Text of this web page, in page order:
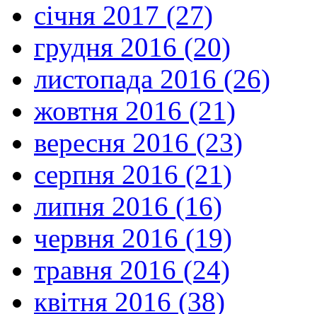
січня 2017 (27)
грудня 2016 (20)
листопада 2016 (26)
жовтня 2016 (21)
вересня 2016 (23)
серпня 2016 (21)
липня 2016 (16)
червня 2016 (19)
травня 2016 (24)
квітня 2016 (38)